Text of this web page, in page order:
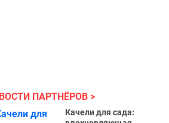
ПАРТНЁРОВ
Качели для сада: